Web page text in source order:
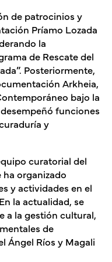
de patrocinios y
Príamo Lozada
la
de Rescate del
Posteriormente,
Arkheia,
bajo la
funciones
y
curatorial del
organizado
y actividades en el
la actualidad, se
a la gestión cultural,
de
Ángel Ríos y Magali